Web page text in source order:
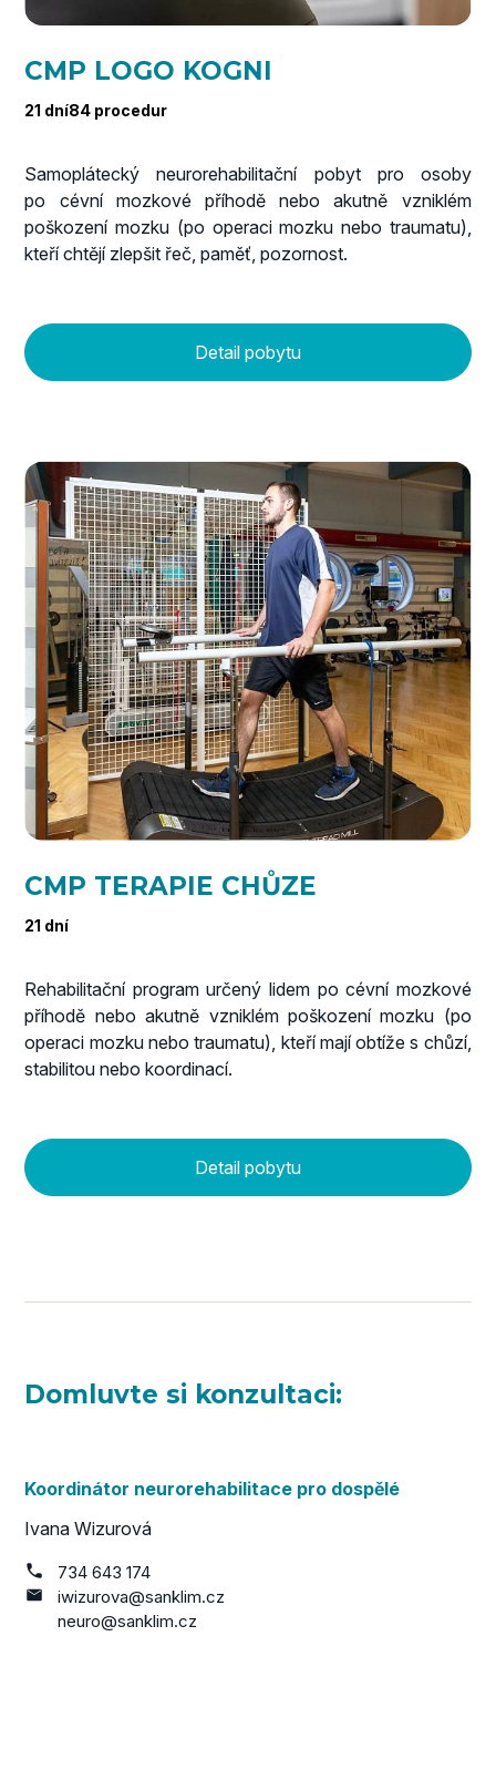
CMP LOGO KOGNI
21 dní84 procedur
Samoplátecký neurorehabilitační pobyt pro osoby
po cévní mozkové příhodě nebo akutně vzniklém
poškození mozku (po operaci mozku nebo traumatu),
kteří chtějí zlepšit řeč, paměť, pozornost.
Detail pobytu
CMP TERAPIE CHŮZE
21 dní
Rehabilitační program určený lidem po cévní mozkové
příhodě nebo akutně vzniklém poškození mozku (po
operaci mozku nebo traumatu), kteří mají obtíže s chůzí,
stabilitou nebo koordinací.
Detail pobytu
Domluvte si konzultaci:
Koordinátor neurorehabilitace pro dospělé
Ivana Wizurová
734 643 174
iwizurova@sanklim.cz
neuro@sanklim.cz